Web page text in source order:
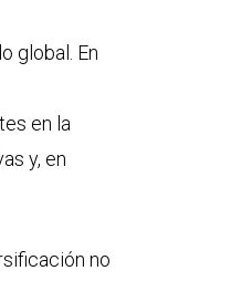
global. En
en la
y, en
no